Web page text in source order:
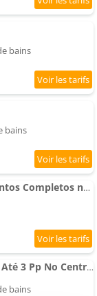
bains
bains
Citta di Gemma - Apartamentos Completos no Centro
Enb1146 Appartement Para Até 3 Pp No Centro de Sbc
bains